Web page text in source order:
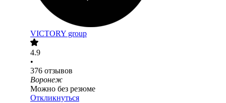
VICTORY group
4.9
•
376 отзывов
Воронеж
Можно без резюме
Откликнуться